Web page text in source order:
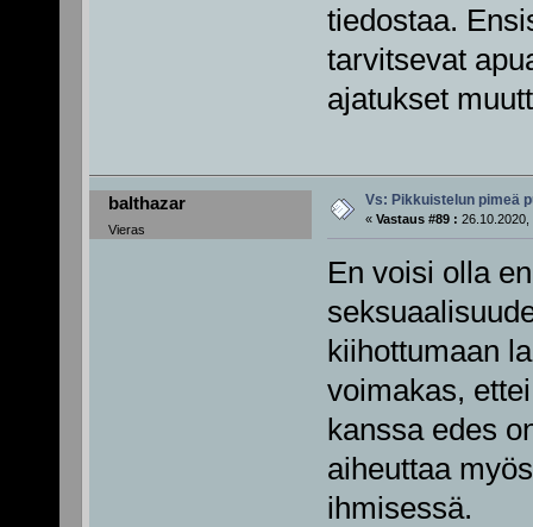
tiedostaa.
tarvitsevat
ajatukset
balthazar
Vieras
Vs: Pikkuistelun pimeä
« Vastaus #89 : 26.10.2020,
En voisi olla
kiihottumaan
voimakas,
kanssa edes
aiheuttaa
ihmisessä.